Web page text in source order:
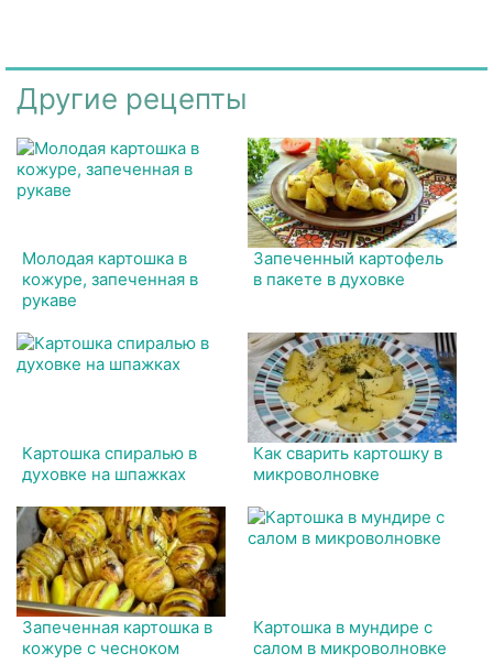
Другие рецепты
Молодая картошка в
кожуре, запеченная в
рукаве
Запеченный картофель
в пакете в духовке
Картошка спиралью в
духовке на шпажках
Как сварить картошку в
микроволновке
Запеченная картошка в
кожуре с чесноком
Картошка в мундире с
салом в микроволновке